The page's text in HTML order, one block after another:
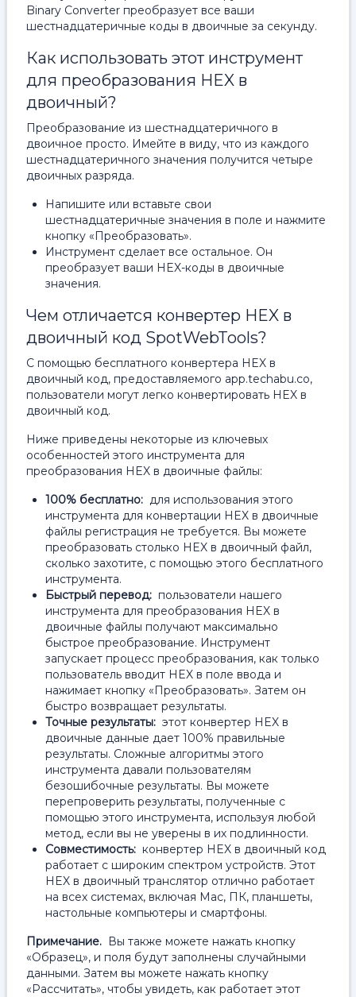
Binary Converter преобразует все ваши
шестнадцатеричные коды в двоичные за секунду.
Как использовать этот инструмент
для преобразования HEX в
двоичный?
Преобразование из шестнадцатеричного в
двоичное просто. Имейте в виду, что из каждого
шестнадцатеричного значения получится четыре
двоичных разряда.
Напишите или вставьте свои
шестнадцатеричные значения в поле и нажмите
кнопку «Преобразовать».
Инструмент сделает все остальное. Он
преобразует ваши HEX-коды в двоичные
значения.
Чем отличается конвертер HEX в
двоичный код SpotWebTools?
С помощью бесплатного конвертера HEX в
двоичный код, предоставляемого app.techabu.co,
пользователи могут легко конвертировать HEX в
двоичный код.
Ниже приведены некоторые из ключевых
особенностей этого инструмента для
преобразования HEX в двоичные файлы:
100% бесплатно: для использования этого
инструмента для конвертации HEX в двоичные
файлы регистрация не требуется. Вы можете
преобразовать столько HEX в двоичный файл,
сколько захотите, с помощью этого бесплатного
инструмента.
Быстрый перевод: пользователи нашего
инструмента для преобразования HEX в
двоичные файлы получают максимально
быстрое преобразование. Инструмент
запускает процесс преобразования, как только
пользователь вводит HEX в поле ввода и
нажимает кнопку «Преобразовать». Затем он
быстро возвращает результаты.
Точные результаты: этот конвертер HEX в
двоичные данные дает 100% правильные
результаты. Сложные алгоритмы этого
инструмента давали пользователям
безошибочные результаты. Вы можете
перепроверить результаты, полученные с
помощью этого инструмента, используя любой
метод, если вы не уверены в их подлинности.
Совместимость: конвертер HEX в двоичный код
работает с широким спектром устройств. Этот
HEX в двоичный транслятор отлично работает
на всех системах, включая Mac, ПК, планшеты,
настольные компьютеры и смартфоны.
Примечание. Вы также можете нажать кнопку
«Образец», и поля будут заполнены случайными
данными. Затем вы можете нажать кнопку
«Рассчитать», чтобы увидеть, как работает этот